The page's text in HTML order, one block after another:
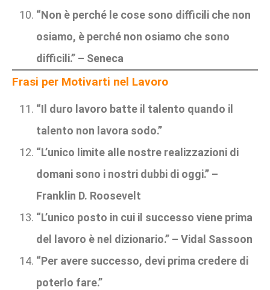
“Non è perché le cose sono difficili che non
osiamo, è perché non osiamo che sono
difficili.” – Seneca
Frasi per Motivarti nel Lavoro
“Il duro lavoro batte il talento quando il
talento non lavora sodo.”
“L’unico limite alle nostre realizzazioni di
domani sono i nostri dubbi di oggi.” –
Franklin D. Roosevelt
“L’unico posto in cui il successo viene prima
del lavoro è nel dizionario.” – Vidal Sassoon
“Per avere successo, devi prima credere di
poterlo fare.”